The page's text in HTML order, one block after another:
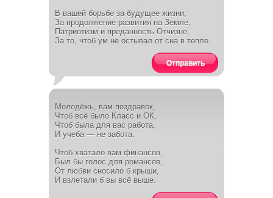
В вашей борьбе за будущее жизни,
За продолжение развития на Земле,
Патриотизм и преданность Отчизне,
За то, чтоб ум не остывал от сна в тепле.
Отправить
Молодёжь, вам поздравок,
Чтоб всё было Класс и ОК,
Чтоб была для вас работа,
И учеба — не забота.
Чтоб хватало вам финансов,
Был бы голос для романсов,
От любви сносило б крыши,
И взлетали б вы всё выше.